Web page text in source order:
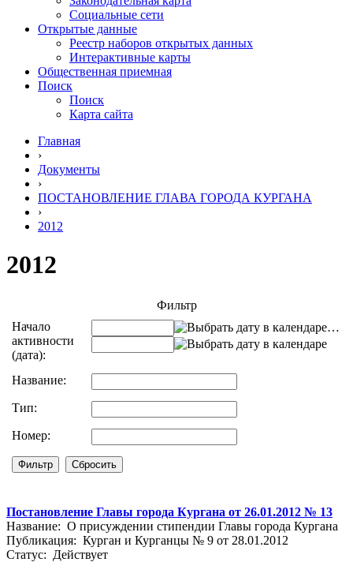
Социальные сети
Открытые данные
Реестр наборов открытых данных
Интерактивные карты
Общественная приемная
Поиск
Поиск
Карта сайта
Главная
›
Документы
›
ПОСТАНОВЛЕНИЕ ГЛАВА ГОРОДА КУРГАНА
›
2012
2012
Фильтр
Начало
активности
(дата):
…
Название:
Тип:
Номер:
Постановление Главы города Кургана от 26.01.2012 № 13
Название: О присуждении стипендии Главы города Кургана
Публикация: Курган и Курганцы № 9 от 28.01.2012
Статус: Действует